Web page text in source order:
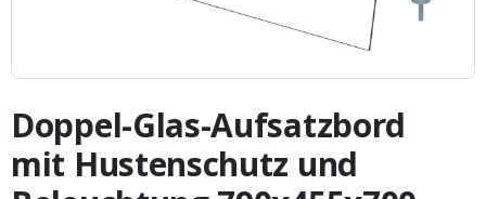
Anfang
der
Bildergalerie
springen
Doppel-Glas-Aufsatzbord
mit Hustenschutz und